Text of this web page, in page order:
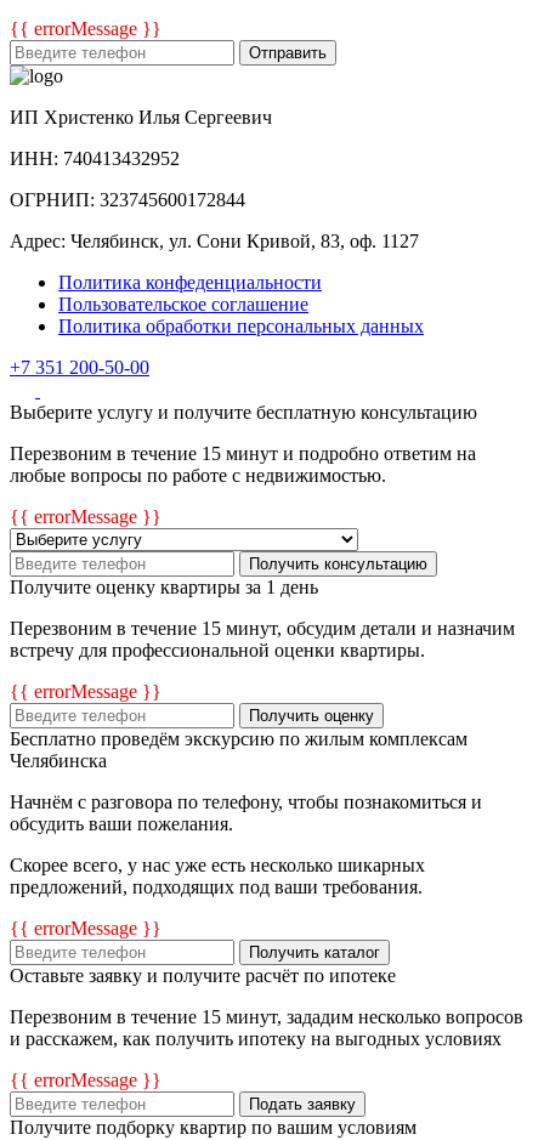
{{ errorMessage }}
Отправить
ИП Христенко Илья Сергеевич
ИНН: 740413432952
ОГРНИП: 323745600172844
Адрес: Челябинск, ул. Сони Кривой, 83, оф. 1127
Политика конфеденциальности
Пользовательское соглашение
Политика обработки персональных данных
+7 351 200-50-00
Выберите услугу и получите бесплатную консультацию
Перезвоним в течение 15 минут и подробно ответим на
любые вопросы по работе с недвижимостью.
{{ errorMessage }}
Получить консультацию
Получите оценку квартиры за 1 день
Перезвоним в течение 15 минут, обсудим детали и назначим
встречу для профессиональной оценки квартиры.
{{ errorMessage }}
Получить оценку
Бесплатно проведём экскурсию по жилым комплексам
Челябинска
Начнём с разговора по телефону, чтобы познакомиться и
обсудить ваши пожелания.
Скорее всего, у нас уже есть несколько шикарных
предложений, подходящих под ваши требования.
{{ errorMessage }}
Получить каталог
Оставьте заявку и получите расчёт по ипотеке
Перезвоним в течение 15 минут, зададим несколько вопросов
и расскажем, как получить ипотеку на выгодных условиях
{{ errorMessage }}
Подать заявку
Получите подборку квартир по вашим условиям